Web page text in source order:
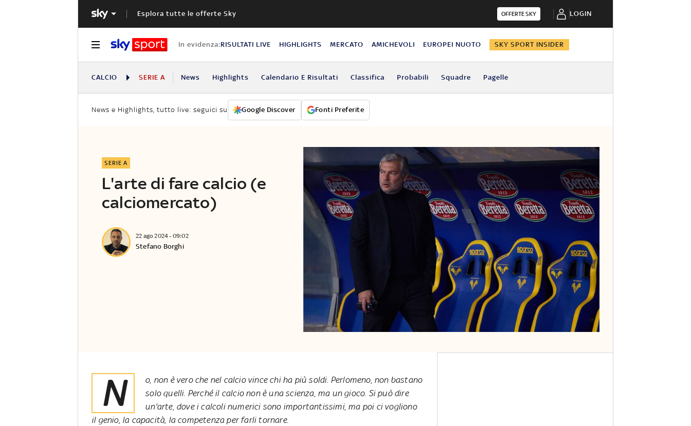
Esplora tutte le offerte Sky OFFERTE SKY LOGIN
In evidenza:RISULTATI LIVE HIGHLIGHTS MERCATO AMICHEVOLI EUROPEI NUOTO SKY SPORT INSIDER
CALCIO SERIE A News Highlights Calendario E Risultati Classifica Probabili Squadre Pagelle
News e Highlights, tutto live: seguici su Google Discover Fonti Preferite
L'arte di fare calcio (e
calciomercato)
SERIE A
22 ago 2024 - 09:02
Stefano Borghi
N
o, non è vero che nel calcio vince chi ha più soldi. Perlomeno, non bastano
solo quelli. Perché il calcio non è una scienza, ma un gioco. Si può dire
un'arte, dove i calcoli numerici sono importantissimi, ma poi ci vogliono
il genio, la capacità, la competenza per farli tornare.